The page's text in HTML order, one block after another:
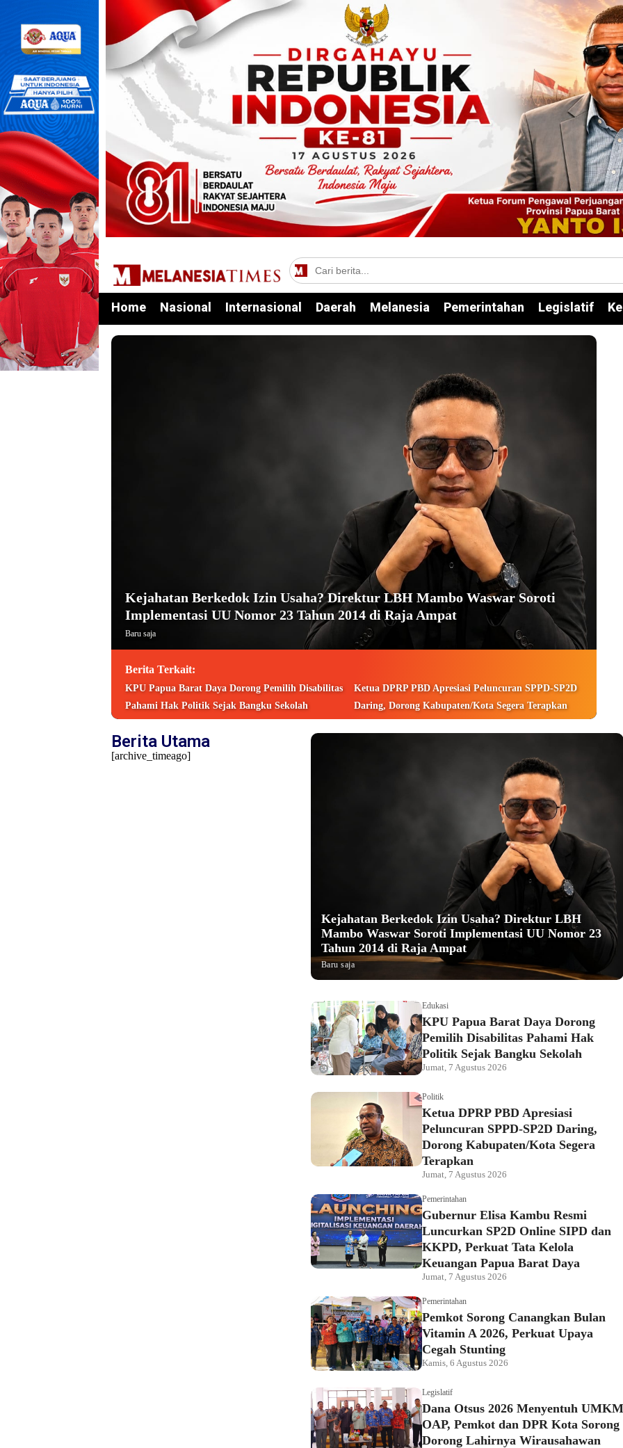
Home Nasional Internasional Daerah Melanesia Pemerintahan Legislatif
Kejahatan Berkedok Izin Usaha? Direktur LBH Mambo Waswar Soroti
Implementasi UU Nomor 23 Tahun 2014 di Raja Ampat
Baru saja
Berita Terkait:
KPU Papua Barat Daya Dorong Pemilih Disabilitas
Pahami Hak Politik Sejak Bangku Sekolah
Ketua DPRP PBD Apresiasi Peluncuran SPPD-SP2D
Daring, Dorong Kabupaten/Kota Segera Terapkan
Berita Utama
[archive_timeago]
Kejahatan Berkedok Izin Usaha? Direktur LBH
Mambo Waswar Soroti Implementasi UU Nomor 23
Tahun 2014 di Raja Ampat
Baru saja
Edukasi
KPU Papua Barat Daya Dorong
Pemilih Disabilitas Pahami Hak
Politik Sejak Bangku Sekolah
Jumat, 7 Agustus 2026
Politik
Ketua DPRP PBD Apresiasi
Peluncuran SPPD-SP2D Daring,
Dorong Kabupaten/Kota Segera
Terapkan
Jumat, 7 Agustus 2026
Pemerintahan
Gubernur Elisa Kambu Resmi
Luncurkan SP2D Online SIPD dan
KKPD, Perkuat Tata Kelola
Keuangan Papua Barat Daya
Jumat, 7 Agustus 2026
Pemerintahan
Pemkot Sorong Canangkan Bulan
Vitamin A 2026, Perkuat Upaya
Cegah Stunting
Kamis, 6 Agustus 2026
Legislatif
Dana Otsus 2026 Menyentuh UMKM
OAP, Pemkot dan DPR Kota Sorong
Dorong Lahirnya Wirausahawan